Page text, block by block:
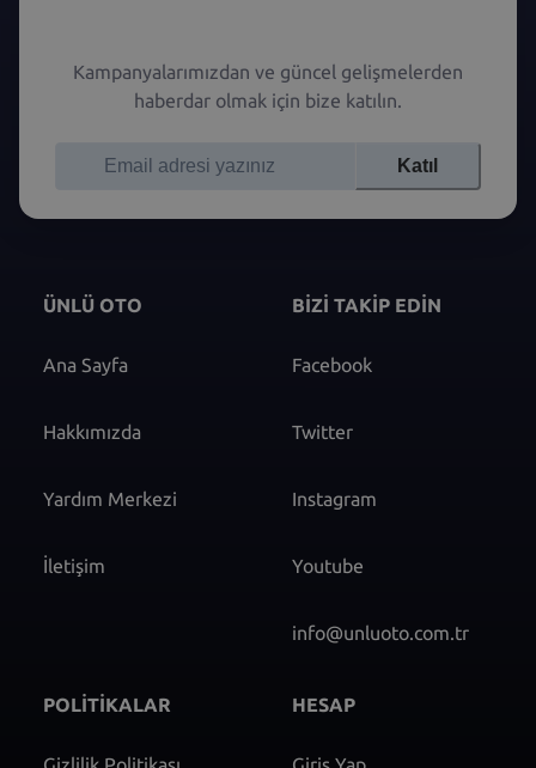
Kampanyalarımızdan ve güncel gelişmelerden
haberdar olmak için bize katılın.
Katıl
ÜNLÜ OTO
Ana Sayfa
Hakkımızda
Yardım Merkezi
İletişim
BİZİ TAKİP EDİN
Facebook
Twitter
Instagram
Youtube
info@unluoto.com.tr
POLİTİKALAR HESAP